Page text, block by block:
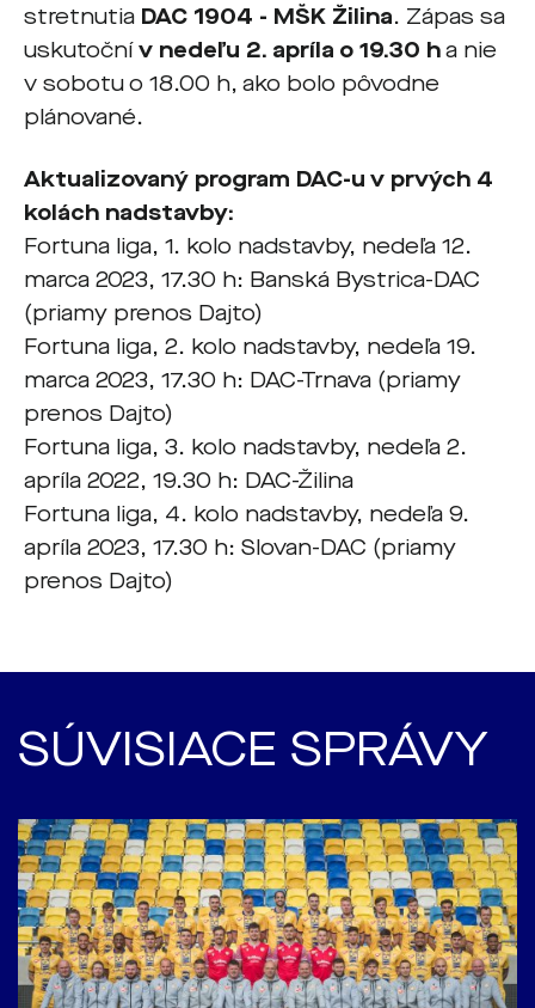
stretnutia DAC 1904 - MŠK Žilina. Zápas sa
uskutočnív nedeľu 2. apríla o 19.30 ha nie
v sobotu o 18.00 h, ako bolo pôvodne
plánované.
Aktualizovaný program DAC-u v prvých 4
kolách nadstavby:
Fortuna liga, 1. kolo nadstavby, nedeľa 12.
marca 2023, 17.30 h: Banská Bystrica-DAC
(priamy prenos Dajto)
Fortuna liga, 2. kolo nadstavby, nedeľa 19.
marca 2023, 17.30 h: DAC-Trnava (priamy
prenos Dajto)
Fortuna liga, 3. kolo nadstavby, nedeľa 2.
apríla 2022, 19.30 h: DAC-Žilina
Fortuna liga, 4. kolo nadstavby, nedeľa 9.
apríla 2023, 17.30 h: Slovan-DAC (priamy
prenos Dajto)
SÚVISIACE SPRÁVY